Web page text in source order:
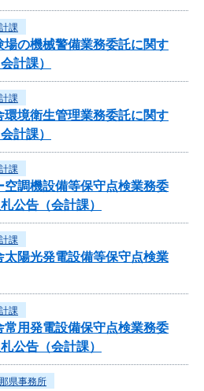
課
場の機械警備業務委託に関す
計課）
課
環境衛生管理業務委託に関す
計課）
課
空調機設備等保守点検業務委
公告（会計課）
課
太陽光発電設備等保守点検業
課
常用発電設備保守点検業務委
公告（会計課）
県事務所